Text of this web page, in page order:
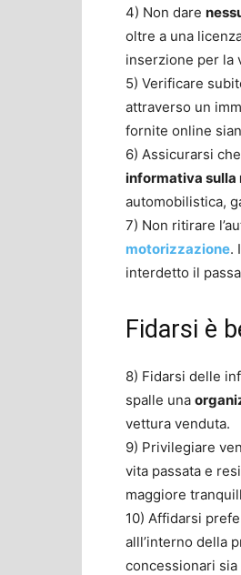
4) Non dare
oltre a una
inserzione per la
5) Verificare
attraverso un
fornite online
6) Assicurarsi
informativa sulla
automobilistica,
7) Non ritirare
motorizzazione.
interdetto il
Fidarsi è
8) Fidarsi delle
spalle una
vettura venduta.
9) Privilegiare
vita passata e
maggiore
10) Affidarsi
alll’interno della
concessionari